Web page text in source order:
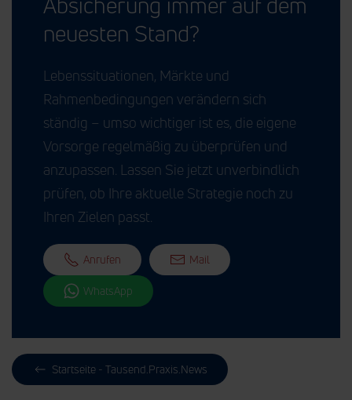
neuesten Stand?
Lebenssituationen, Märkte und
Rahmenbedingungen verändern sich
ständig – umso wichtiger ist es, die eigene
Vorsorge regelmäßig zu überprüfen und
anzupassen. Lassen Sie jetzt unverbindlich
prüfen, ob Ihre aktuelle Strategie noch zu
Ihren Zielen passt.
Anrufen Mail
WhatsApp
Startseite - Tausend.Praxis.News